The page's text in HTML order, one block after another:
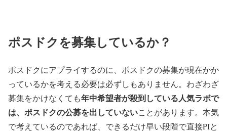
ポスドクを募集しているか？
ポスドクにアプライするのに、ポスドクの募集が現在かか
っているかを考える必要は必ずしもありません。わざわざ
募集をかけなくても年中希望者が殺到している人気ラボで
は、ポスドクの公募を出していないことがあります。本気
で考えているのであれば、できるだけ早い段階で直接PIと